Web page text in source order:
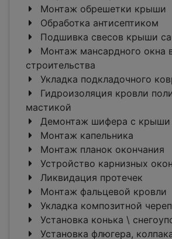
Монтаж обрешетки крыши
Обработка антисептиком
Подшивка свесов крыши
Монтаж мансардного окна
строительства
Укладка подкладочного
Гидроизоляция кровли
мастикой
Демонтаж шифера с крыши
Монтаж капельника
Монтаж планок окончания
Устройство карнизных
Ликвидация протечек
Монтаж фальцевой кровли
Укладка композитной
Установка конька \
Установка флюгера,